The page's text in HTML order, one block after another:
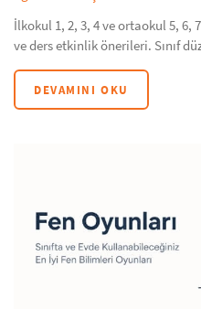
İlkokul 1, 2, 3, 4 ve ortaokul 5, 6,
ve ders etkinlik önerileri. Sınıf
DEVAMINI OKU